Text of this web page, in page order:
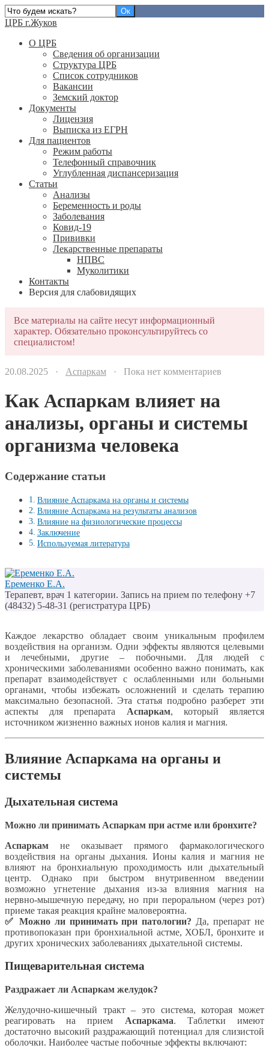
ЦРБ г.Жуков
О ЦРБ
Сведения об организации
Структура ЦРБ
Список сотрудников
Вакансии
Земский доктор
Документы
Лицензия
Выписка из ЕГРН
Для пациентов
Режим работы
Телефонный справочник
Углубленная диспансеризация
Статьи
Анализы
Беременность и роды
Заболевания
Ковид-19
Прививки
Лекарственные препараты
НПВС
Муколитики
Контакты
Версия для слабовидящих
Все материалы на сайте несут информационный
характер. Обязательно проконсультируйтесь со
специалистом!
20.08.2025 · Аспаркам · Пока нет комментариев
Как Аспаркам влияет на
анализы, органы и системы
организма человека
Содержание статьи
Влияние Аспаркама на органы и системы
Влияние Аспаркама на результаты анализов
Влияние на физиологические процессы
Заключение
Используемая литература
Еременко Е.А.
Терапевт, врач 1 категории. Запись на прием по телефону +7
(48432) 5-48-31 (регистратура ЦРБ)
Каждое лекарство обладает своим уникальным профилем
воздействия на организм. Одни эффекты являются целевыми
и лечебными, другие – побочными. Для людей с
хроническими заболеваниями особенно важно понимать, как
препарат взаимодействует с ослабленными или больными
органами, чтобы избежать осложнений и сделать терапию
максимально безопасной. Эта статья подробно разберет эти
аспекты для препарата Аспаркам, который является
источником жизненно важных ионов калия и магния.
Влияние Аспаркама на органы и
системы
Дыхательная система
Можно ли принимать Аспаркам при астме или бронхите?
Аспаркам не оказывает прямого фармакологического
воздействия на органы дыхания. Ионы калия и магния не
влияют на бронхиальную проходимость или дыхательный
центр. Однако при быстром внутривенном введении
возможно угнетение дыхания из-за влияния магния на
нервно-мышечную передачу, но при пероральном (через рот)
приеме такая реакция крайне маловероятна.
✅ Можно ли принимать при патологии? Да, препарат не
противопоказан при бронхиальной астме, ХОБЛ, бронхите и
других хронических заболеваниях дыхательной системы.
Пищеварительная система
Раздражает ли Аспаркам желудок?
Желудочно-кишечный тракт – это система, которая может
реагировать на прием Аспаркама. Таблетки имеют
достаточно высокий раздражающий потенциал для слизистой
оболочки. Наиболее частые побочные эффекты включают: